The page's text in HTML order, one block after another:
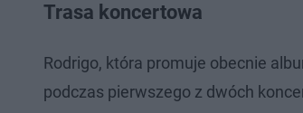
Trasa koncertowa
Rodrigo, która promuje obecnie
podczas pierwszego z dwóch